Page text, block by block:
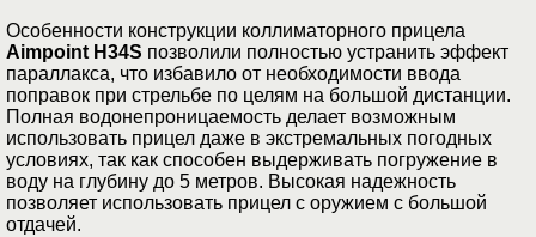
Особенности конструкции коллиматорного прицела
Aimpoint H34S позволили полностью устранить эффект
параллакса, что избавило от необходимости ввода
поправок при стрельбе по целям на большой дистанции.
Полная водонепроницаемость делает возможным
использовать прицел даже в экстремальных погодных
условиях, так как способен выдерживать погружение в
воду на глубину до 5 метров. Высокая надежность
позволяет использовать прицел с оружием с большой
отдачей.